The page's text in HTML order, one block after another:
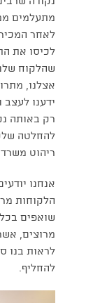
מתעלמים
לאחר
לכיסו את
שהלקוח
אצלנו,
ידענו לעצב
רק באותה
להחלטה
ריהוט
אנחנו
הלקוחות
שואפים בכל
מרוצים,
לראות בנו
להחליף.